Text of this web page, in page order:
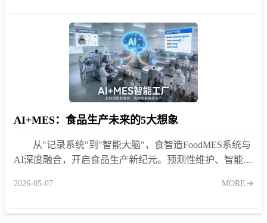
AI+MES：食品生产未来的5大想象
从"记录系统"到"智能大脑"，食智造FoodMES系统与
AI深度融合，开启食品生产新纪元。预测性维护、智能排
备"感知-分析-决策-优化"能力，助力企业抢占智能制造制
2026-05-07 MORE